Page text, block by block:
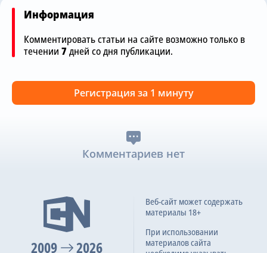
Информация
Комментировать статьи на сайте возможно только в
течении 7дней со дня публикации.
Регистрация за 1 минуту
Комментариев нет
2009 2026
Веб-сайт может содержать
материалы 18+
При использовании
материалов сайта